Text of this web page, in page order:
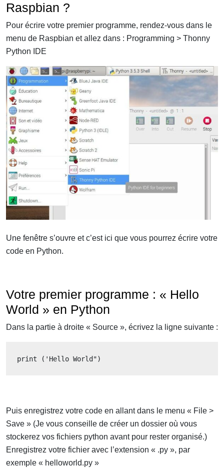
Raspbian ?
Pour écrire votre premier programme, rendez-vous dans le
menu de Raspbian et allez dans : Programming > Thonny
Python IDE
Une fenêtre s’ouvre et c’est ici que vous pourrez écrire votre
code en Python.
Votre premier programme : « Hello
World » en Python
Dans la partie à droite « Source », écrivez la ligne suivante :
print ('Hello World")
Puis enregistrez votre code en allant dans le menu « File >
Save » (Je vous conseille de créer un dossier où vous
stockerez vos fichiers python avant pour rester organisé.)
Enregistrez votre fichier avec l’extension « .py », par
exemple « helloworld.py »